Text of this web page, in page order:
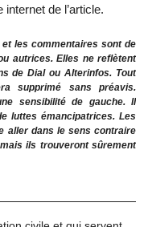
internet de l’article.
les commentaires sont de
autrices. Elles ne reflètent
de Dial ou Alterinfos. Tout
supprimé sans préavis.
sensibilité de gauche. Il
luttes émancipatrices. Les
aller dans le sens contraire
ils trouveront sûrement